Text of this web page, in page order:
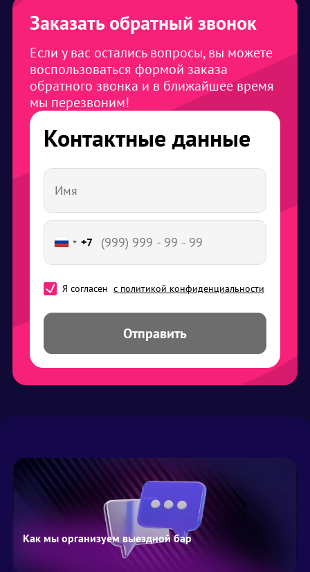
Заказать обратный звонок
Если у вас остались вопросы, вы можете
воспользоваться формой заказа
обратного звонка и в ближайшее время
мы перезвоним!
Контактные данные
+7
Я согласен с политикой конфиденциальности
Отправить
Как мы организуем выездной бар